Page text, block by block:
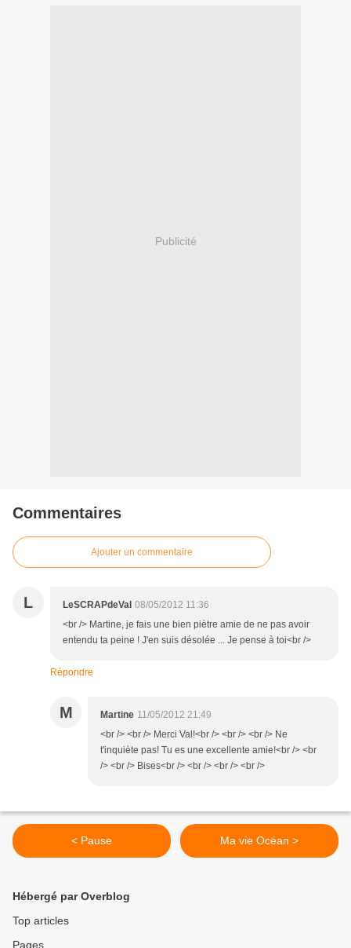
Publicité
Commentaires
Ajouter un commentaire
L LeSCRAPdeVal 08/05/2012 11:36
<br /> Martine, je fais une bien piètre amie de ne pas avoir
entendu ta peine ! J'en suis désolée ... Je pense à toi<br />
Répondre
M Martine 11/05/2012 21:49
<br /> <br /> Merci Val!<br /> <br /> <br /> Ne
t'inquiète pas! Tu es une excellente amie!<br /> <br
/> <br /> Bises<br /> <br /> <br /> <br />
< Pause Ma vie Océan >
Hébergé par Overblog
Top articles
Pages